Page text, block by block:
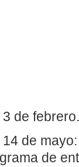
3 de
14 de
de